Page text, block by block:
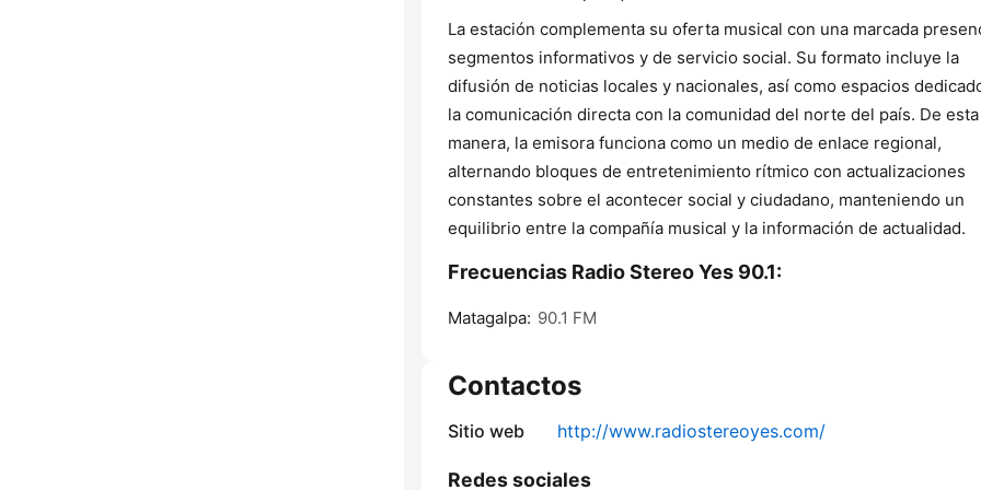
La estación complementa su oferta musical con una marcada
segmentos informativos y de servicio social. Su formato incluye la
difusión de noticias locales y nacionales, así como espacios
la comunicación directa con la comunidad del norte del país. De esta
manera, la emisora funciona como un medio de enlace regional,
alternando bloques de entretenimiento rítmico con actualizaciones
constantes sobre el acontecer social y ciudadano, manteniendo un
equilibrio entre la compañía musical y la información de actualidad.
Frecuencias Radio Stereo Yes 90.1:
Matagalpa: 90.1 FM
Contactos
Sitio web http://www.radiostereoyes.com/
Redes sociales